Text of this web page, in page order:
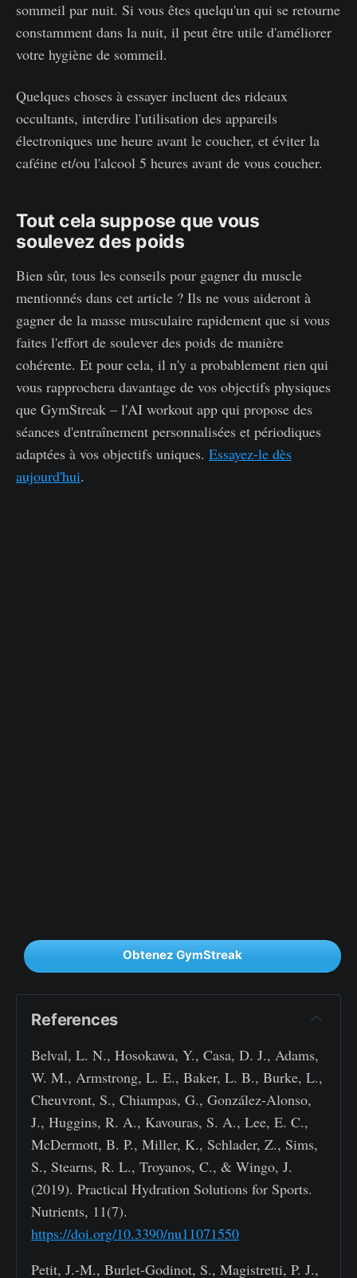
sommeil par nuit. Si vous êtes quelqu'un qui se retourne
constamment dans la nuit, il peut être utile d'améliorer
votre hygiène de sommeil.
Quelques choses à essayer incluent des rideaux
occultants, interdire l'utilisation des appareils
électroniques une heure avant le coucher, et éviter la
caféine et/ou l'alcool 5 heures avant de vous coucher.
Tout cela suppose que vous
soulevez des poids
Bien sûr, tous les conseils pour gagner du muscle
mentionnés dans cet article ? Ils ne vous aideront à
gagner de la masse musculaire rapidement que si vous
faites l'effort de soulever des poids de manière
cohérente. Et pour cela, il n'y a probablement rien qui
vous rapprochera davantage de vos objectifs physiques
que GymStreak – l'AI workout app qui propose des
séances d'entraînement personnalisées et périodiques
adaptées à vos objectifs uniques. Essayez-le dès
aujourd'hui.
Obtenez GymStreak
References
Belval, L. N., Hosokawa, Y., Casa, D. J., Adams,
W. M., Armstrong, L. E., Baker, L. B., Burke, L.,
Cheuvront, S., Chiampas, G., González-Alonso,
J., Huggins, R. A., Kavouras, S. A., Lee, E. C.,
McDermott, B. P., Miller, K., Schlader, Z., Sims,
S., Stearns, R. L., Troyanos, C., & Wingo, J.
(2019). Practical Hydration Solutions for Sports.
Nutrients, 11(7).
https://doi.org/10.3390/nu11071550
Petit, J.-M., Burlet-Godinot, S., Magistretti, P. J.,